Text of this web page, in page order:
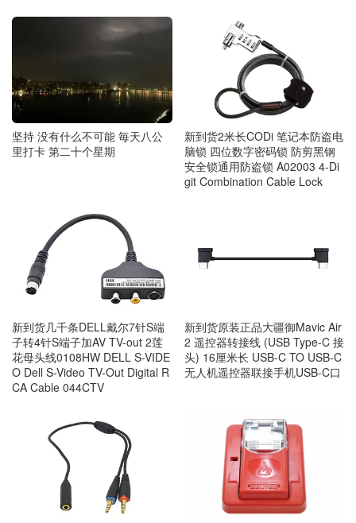
坚持 没有什么不可能 毎天八公
里打卡 第二十个星期
新到货2米长CODi 笔记本防盗电
脑锁 四位数字密码锁 防剪黑钢
安全锁通用防盗锁 A02003 4-Di
git Combination Cable Lock
新到货几千条DELL戴尔7针S端
子转4针S端子加AV TV-out 2莲
花母头线0108HW DELL S-VIDE
O Dell S-Video TV-Out Digital R
CA Cable 044CTV
新到货原装正品大疆御Mavic Air
2 遥控器转接线 (USB Type-C 接
头) 16厘米长 USB-C TO USB-C
无人机遥控器联接手机USB-C口